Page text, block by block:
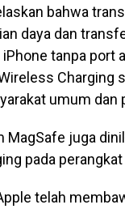
bahwa
daya dan
tanpa port
Charging
umum dan
MagSafe juga
pada
telah